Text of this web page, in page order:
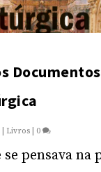
Livros 0
pensava na